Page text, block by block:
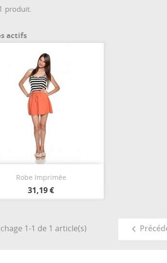
produit.
actifs
Robe Imprimée
31,19 €

Orange
1-1 de 1 article(s) 